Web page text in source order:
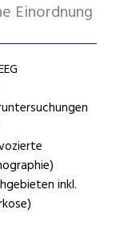
Einordnung
inkl.